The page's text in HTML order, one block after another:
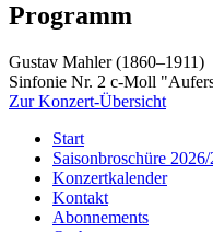
Programm
Gustav Mahler (1860–1911)
Sinfonie Nr. 2 c-Moll
Zur Konzert-Übersicht
Start
Saisonbroschüre
Konzertkalender
Kontakt
Abonnements